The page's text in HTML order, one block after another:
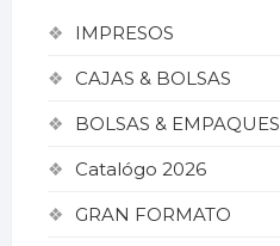
IMPRESOS
CAJAS & BOLSAS
BOLSAS & EMPAQUES
Catalógo 2026
GRAN FORMATO